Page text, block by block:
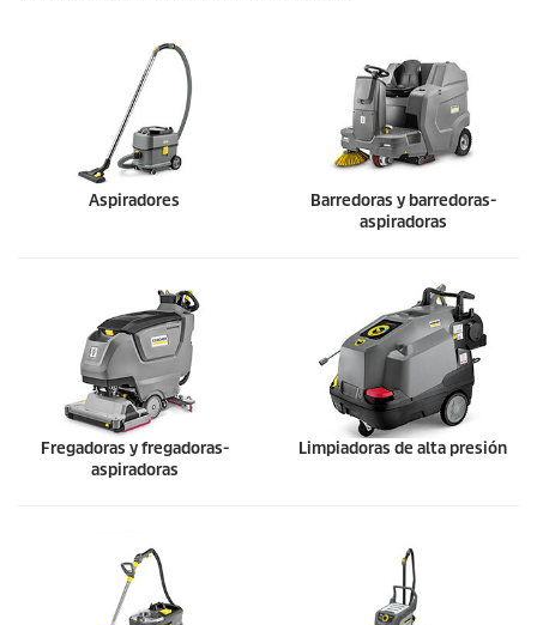
Aspiradores
Barredoras y barredoras-
aspiradoras
Fregadoras y fregadoras-
aspiradoras
Limpiadoras de alta presión